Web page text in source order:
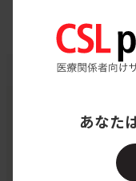
CSL pro お知らせ
お知らせあなた